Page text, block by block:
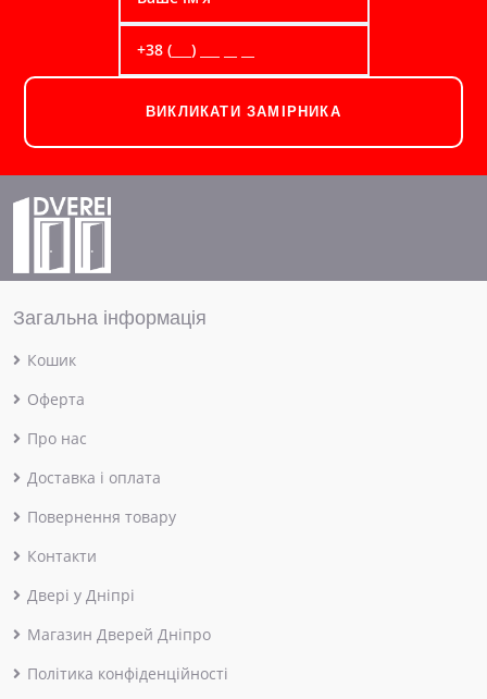
ВИКЛИКАТИ ЗАМІРНИКА
Загальна інформація
Кошик
Оферта
Про нас
Доставка і оплата
Повернення товару
Контакти
Двері у Дніпрі
Магазин Дверей Дніпро
Політика конфіденційності